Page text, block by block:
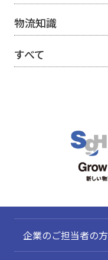
物流知識
すべて
企業のご担当者の方